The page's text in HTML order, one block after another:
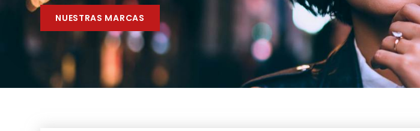
NUESTRAS MARCAS